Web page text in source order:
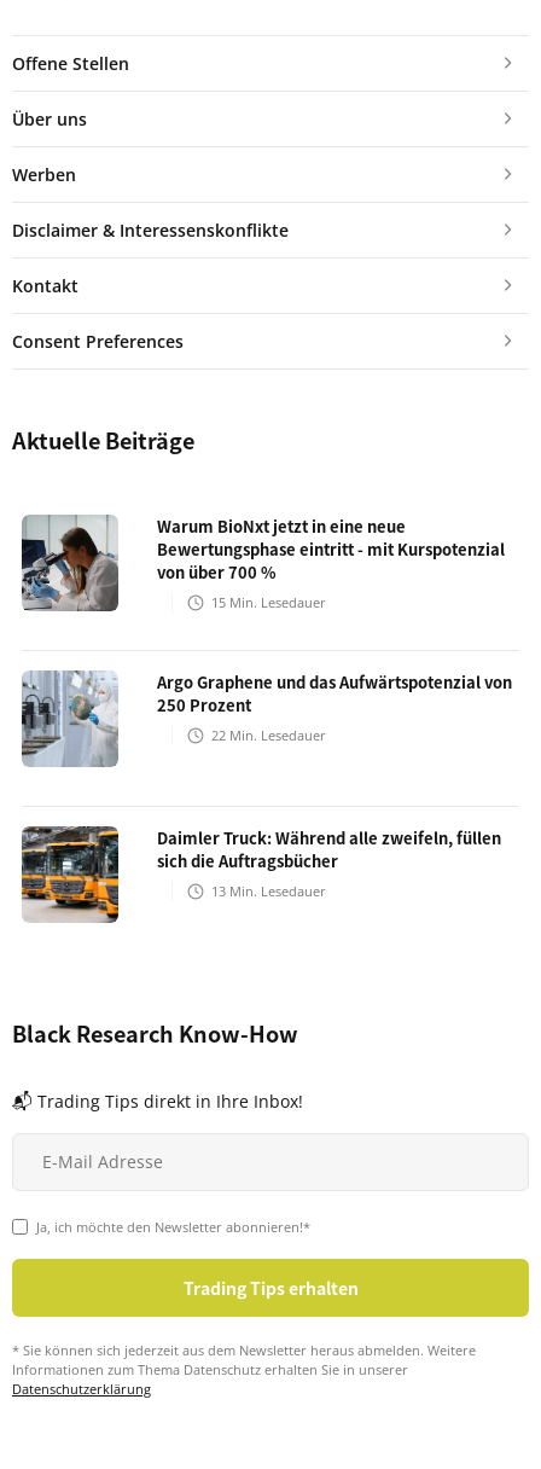
Offene Stellen
Über uns
Werben
Disclaimer & Interessenskonflikte
Kontakt
Consent Preferences
Aktuelle Beiträge
Warum BioNxt jetzt in eine neue
Bewertungsphase eintritt - mit Kurspotenzial
von über 700 %
15 Min. Lesedauer
Argo Graphene und das Aufwärtspotenzial von
250 Prozent
22 Min. Lesedauer
Daimler Truck: Während alle zweifeln, füllen
sich die Auftragsbücher
13 Min. Lesedauer
Black Research Know-How
📬 Trading Tips direkt in Ihre Inbox!
Ja, ich möchte den Newsletter abonnieren!*
* Sie können sich jederzeit aus dem Newsletter heraus abmelden. Weitere
Informationen zum Thema Datenschutz erhalten Sie in unserer
Datenschutzerklärung